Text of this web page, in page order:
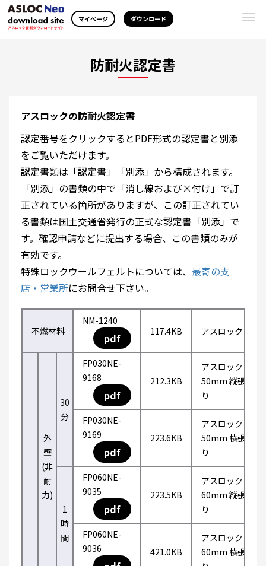
マイページ ダウンロード
防耐火認定書
アスロックの防耐火認定書
認定番号をクリックするとPDF形式の認定書と別添
をご覧いただけます。
認定書類は「認定書」「別添」から構成されます。
「別添」の書類の中で「消し線および×付け」で訂
正されている箇所がありますが、この訂正されてい
る書類は国土交通省発行の正式な認定書「別添」で
す。確認申請などに提出する場合、この書類のみが
有効です。
特殊ロックウールフェルトについては、 最寄の支
店・営業所にお問合せ下さい。
不燃材料
NM-1240
pdf 117.4KB アスロック
外
壁
(非
耐
力)
30
分
FP030NE-
9168
pdf
212.3KB
アスロック
50mm 縦張
り
FP030NE-
9169
pdf
223.6KB
アスロック
50mm 横張
り
1
時
間
FP060NE-
9035
pdf
223.5KB
アスロック
60mm 縦張
り
FP060NE-
9036
421.0KB
アスロック
60mm 横張